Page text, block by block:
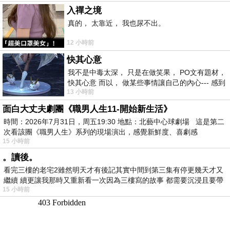
入禪之境
真的， 太靠近， 我也尿不出。
12 小時前
快其心意
我不是中毒太深， 只是在做笑果， PO文有題材，
快其心意 而以， 做某些事情讓自己的內心--- 感到
愉快。
13 小時前
面白大丈夫劇團《職男人生11-開始新生活》
時間：2026年7月31日，周五19:30 地點：北藝中心球劇場 這是第二
次看該團《職男人生》系列的現場演出，感覺新鮮度、喜劇感
15 小時前
。讀後。
看完三樓的老宅2雖然明天才有後記其實中間到第三集有停更幾天才又
繼續 續更讓我那時又重新看一次因為三樓寫的故事 都需要沉浸且要帶
有
15 小時前